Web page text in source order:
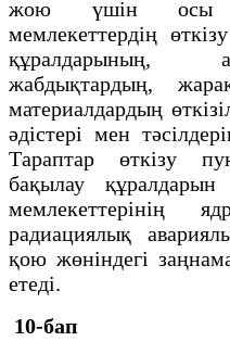
жою үшін осы
мемлекеттердің
құралдарының,
жабдықтардың,
материалдардың
әдістері мен
Тараптар өткізу
бақылау құралдарын
мемлекеттерінің
радиациялық
қою жөніндегі
етеді.
10-бап